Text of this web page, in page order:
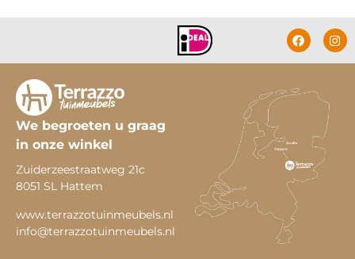
We begroeten u graag
in onze winkel
Zuiderzeestraatweg 21c
8051 SL Hattem
www.terrazzotuinmeubels.nl
info@terrazzotuinmeubels.nl